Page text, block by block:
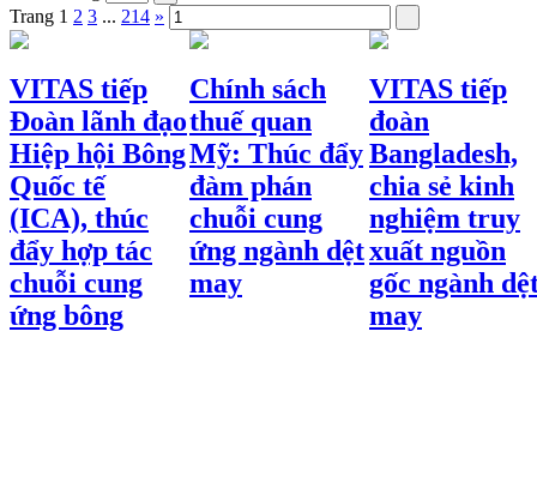
Trang 1 2 3 ... 214 »
VITAS tiếp
Đoàn lãnh đạo
Hiệp hội Bông
Quốc tế
(ICA), thúc
đẩy hợp tác
chuỗi cung
ứng bông
Chính sách
thuế quan
Mỹ: Thúc đẩy
đàm phán
chuỗi cung
ứng ngành dệt
may
VITAS tiếp
đoàn
Bangladesh,
chia sẻ kinh
nghiệm truy
xuất nguồn
gốc ngành
may